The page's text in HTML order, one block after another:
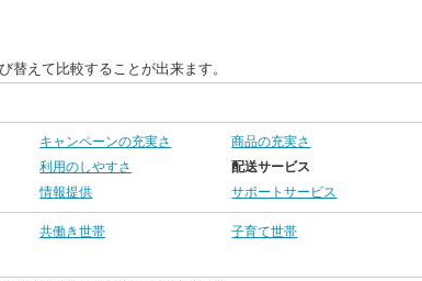
替えて比較することが出来ます。
キャンペーンの充実さ
商品の充実さ
利用のしやすさ
配送サービス
情報提供 サポートサービス
共働き世帯
子育て世帯